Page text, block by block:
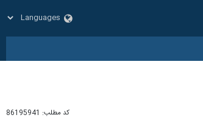
کد مطلب: 86195941